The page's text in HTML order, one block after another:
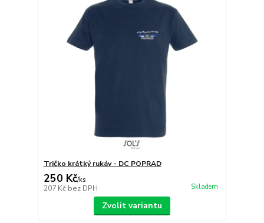
Tričko krátký rukáv - DC POPRAD
250 Kč/ks
207 Kč bez DPH Skladem
Zvolit variantu